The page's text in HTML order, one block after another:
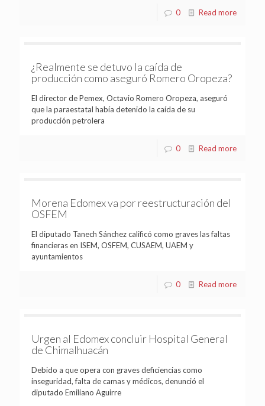
0 Read more
¿Realmente se detuvo la caída de
producción como aseguró Romero Oropeza?
El director de Pemex, Octavio Romero Oropeza, aseguró
que la paraestatal había detenido la caída de su
producción petrolera
0 Read more
Morena Edomex va por reestructuración del
OSFEM
El diputado Tanech Sánchez calificó como graves las faltas
financieras en ISEM, OSFEM, CUSAEM, UAEM y
ayuntamientos
0 Read more
Urgen al Edomex concluir Hospital General
de Chimalhuacán
Debido a que opera con graves deficiencias como
inseguridad, falta de camas y médicos, denunció el
diputado Emiliano Aguirre